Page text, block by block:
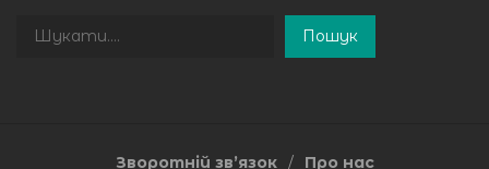
Пошук
Пошук
Зворотній зв’язок Про нас